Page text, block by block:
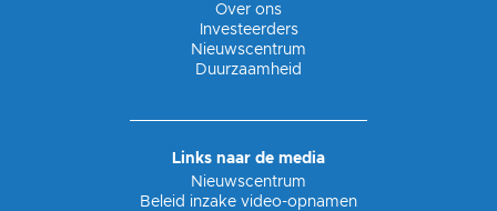
Over ons
Investeerders
Nieuwscentrum
Duurzaamheid
Links naar de media
Nieuwscentrum
Beleid inzake video-opnamen